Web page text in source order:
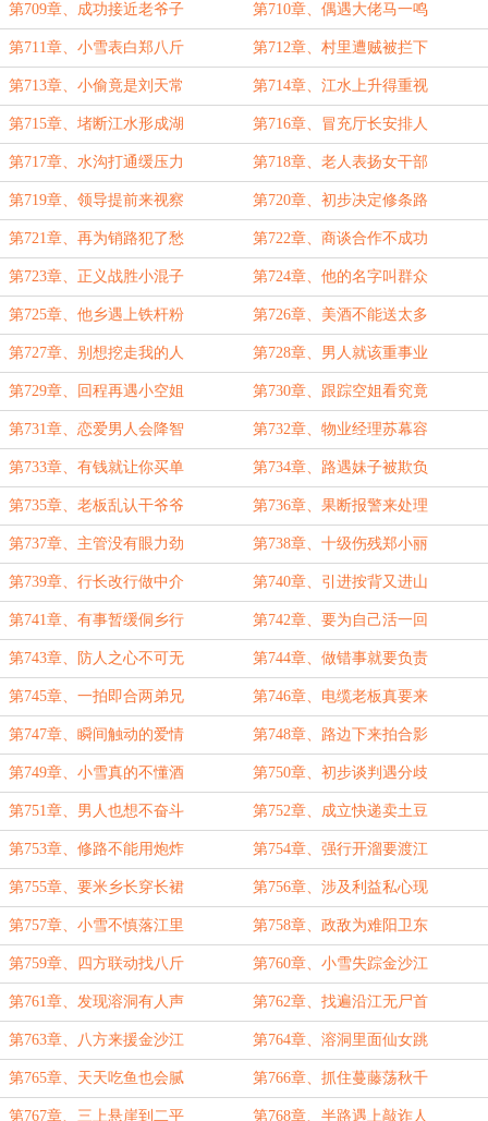
第709章、成功接近老爷子 第710章、偶遇大佬马一鸣
第711章、小雪表白郑八斤 第712章、村里遭贼被拦下
第713章、小偷竟是刘天常 第714章、江水上升得重视
第715章、堵断江水形成湖 第716章、冒充厅长安排人
第717章、水沟打通缓压力 第718章、老人表扬女干部
第719章、领导提前来视察 第720章、初步决定修条路
第721章、再为销路犯了愁 第722章、商谈合作不成功
第723章、正义战胜小混子 第724章、他的名字叫群众
第725章、他乡遇上铁杆粉 第726章、美酒不能送太多
第727章、别想挖走我的人 第728章、男人就该重事业
第729章、回程再遇小空姐 第730章、跟踪空姐看究竟
第731章、恋爱男人会降智 第732章、物业经理苏幕容
第733章、有钱就让你买单 第734章、路遇妹子被欺负
第735章、老板乱认干爷爷 第736章、果断报警来处理
第737章、主管没有眼力劲 第738章、十级伤残郑小丽
第739章、行长改行做中介 第740章、引进按背又进山
第741章、有事暂缓侗乡行 第742章、要为自己活一回
第743章、防人之心不可无 第744章、做错事就要负责
第745章、一拍即合两弟兄 第746章、电缆老板真要来
第747章、瞬间触动的爱情 第748章、路边下来拍合影
第749章、小雪真的不懂酒 第750章、初步谈判遇分歧
第751章、男人也想不奋斗 第752章、成立快递卖土豆
第753章、修路不能用炮炸 第754章、强行开溜要渡江
第755章、要米乡长穿长裙 第756章、涉及利益私心现
第757章、小雪不慎落江里 第758章、政敌为难阳卫东
第759章、四方联动找八斤 第760章、小雪失踪金沙江
第761章、发现溶洞有人声 第762章、找遍沿江无尸首
第763章、八方来援金沙江 第764章、溶洞里面仙女跳
第765章、天天吃鱼也会腻 第766章、抓住蔓藤荡秋千
第767章、三上悬崖到二平 第768章、半路遇上敲诈人